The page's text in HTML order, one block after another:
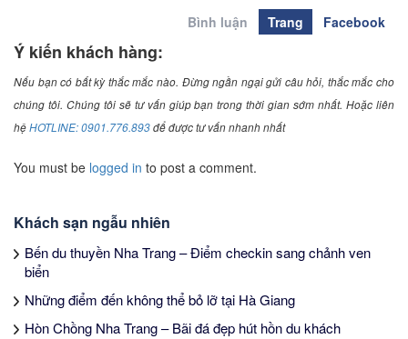
Bình luận
Trang Facebook
Ý kiến khách hàng:
Nếu bạn có bất kỳ thắc mắc nào. Đừng ngần ngại gửi câu hỏi, thắc mắc cho
chúng tôi. Chúng tôi sẽ tư vấn giúp bạn trong thời gian sớm nhất. Hoặc liên
hệHOTLINE: 0901.776.893để được tư vấn nhanh nhất
You must be logged in to post a comment.
Khách sạn ngẫu nhiên
Bến du thuyền Nha Trang – Điểm checkin sang chảnh ven
biển
Những điểm đến không thể bỏ lỡ tại Hà Giang
Hòn Chồng Nha Trang – Bãi đá đẹp hút hồn du khách